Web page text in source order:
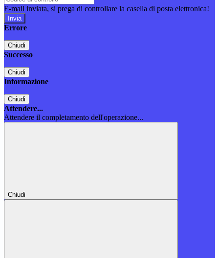
E-mail inviata, si prega di controllare la casella di posta elettronica!
Errore
Chiudi
Successo
Chiudi
Informazione
Chiudi
Attendere...
Attendere il completamento dell'operazione...
Chiudi